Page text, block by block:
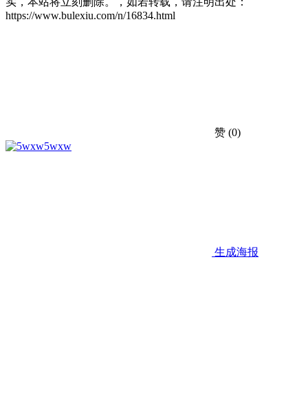
https://www.bulexiu.com/n/16834.html
赞 (0)
5wxw
生成海报